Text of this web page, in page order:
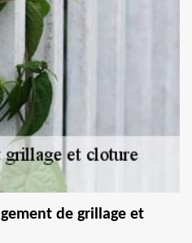
de grillage et